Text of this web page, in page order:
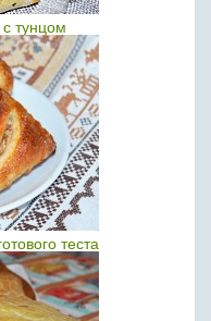
тунцом
теста